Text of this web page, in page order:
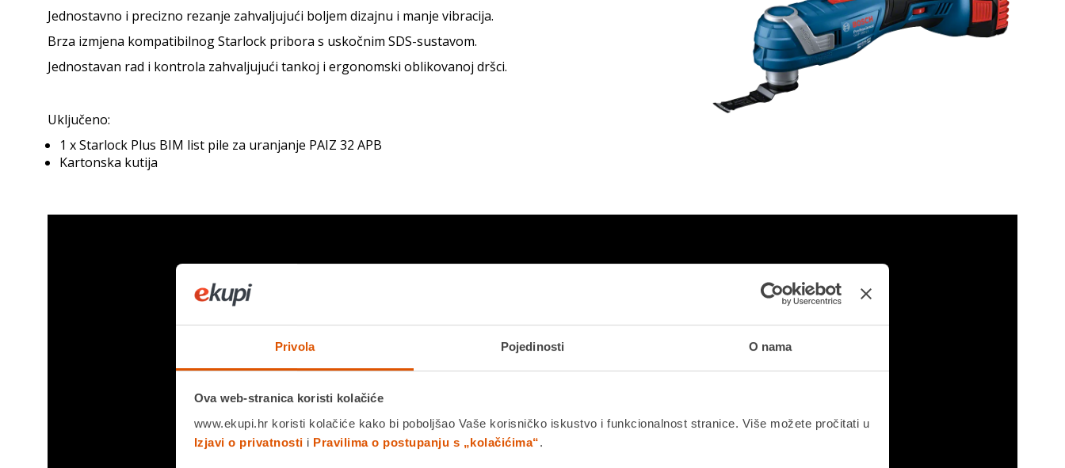
Privola Pojedinosti O nama
Ova web-stranica koristi kolačiće
www.ekupi.hr koristi kolačiće kako bi poboljšao Vaše korisničko iskustvo i funkcionalnost stranice. Više možete pročitati u
Izjavi o privatnosti i Pravilima o postupanju s „kolačićima“.
Jednostavno i precizno rezanje zahvaljujući boljem dizajnu i manje vibracija.
Brza izmjena kompatibilnog Starlock pribora s uskočnim SDS-sustavom.
Jednostavan rad i kontrola zahvaljujući tankoj i ergonomski oblikovanoj dršci.
Uključeno:
1 x Starlock Plus BIM list pile za uranjanje PAIZ 32 APB
Kartonska kutija